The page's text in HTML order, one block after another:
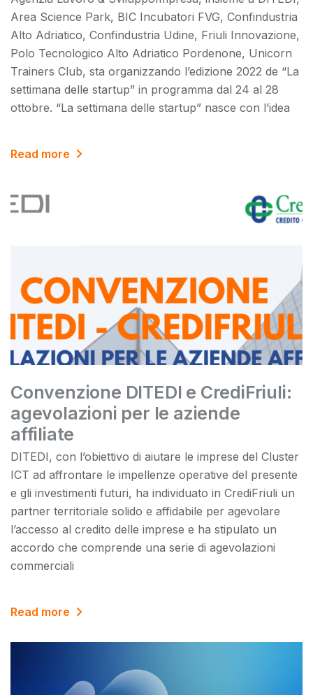
Area Science Park, BIC Incubatori FVG, Confindustria
Alto Adriatico, Confindustria Udine, Friuli Innovazione,
Polo Tecnologico Alto Adriatico Pordenone, Unicorn
Trainers Club, sta organizzando l’edizione 2022 de “La
settimana delle startup” in programma dal 24 al 28
ottobre. “La settimana delle startup” nasce con l’idea
Read more
Convenzione DITEDI e CrediFriuli:
agevolazioni per le aziende
affiliate
DITEDI, con l’obiettivo di aiutare le imprese del Cluster
ICT ad affrontare le impellenze operative del presente
e gli investimenti futuri, ha individuato in CrediFriuli un
partner territoriale solido e affidabile per agevolare
l’accesso al credito delle imprese e ha stipulato un
accordo che comprende una serie di agevolazioni
commerciali
Read more